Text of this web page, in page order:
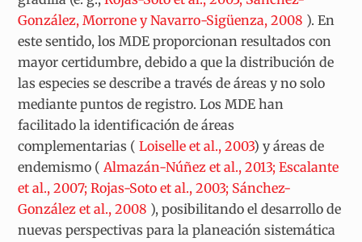
González, Morrone y Navarro-Sigüenza, 2008 ). En
este sentido, los MDE proporcionan resultados con
mayor certidumbre, debido a que la distribución de
las especies se describe a través de áreas y no solo
mediante puntos de registro. Los MDE han
facilitado la identificación de áreas
complementarias (Loiselle et al., 2003) y áreas de
endemismo ( Almazán-Núñez et al., 2013; Escalante
et al., 2007; Rojas-Soto et al., 2003; Sánchez-
González et al., 2008 ), posibilitando el desarrollo de
nuevas perspectivas para la planeación sistemática